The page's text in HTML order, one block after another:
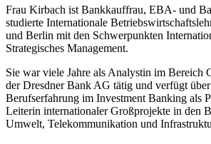
Frau Kirbach ist Bankkauffrau, EBA- und
studierte Internationale
und Berlin mit den Schwerpunkten
Strategisches Management.
Sie war viele Jahre als Analystin im Bereich
der Dresdner Bank AG tätig und verfügt
Berufserfahrung im Investment Banking als
Leiterin internationaler Großprojekte in den
Umwelt, Telekommunikation und